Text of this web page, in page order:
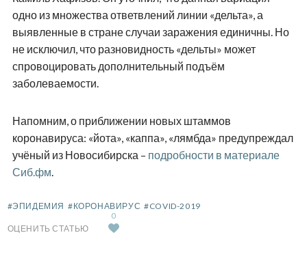
одно из множества ответвлений линии «дельта», а
выявленные в стране случаи заражения единичны. Но
не исключил, что разновидность «дельты» может
спровоцировать дополнительный подъём
заболеваемости.
Напомним, о приближении новых штаммов
коронавируса: «йота», «каппа», «лямбда» предупреждал
учёный из Новосибирска – подробности в материале
Сиб.фм.
#ЭПИДЕМИЯ #КОРОНАВИРУС #COVID-2019
ОЦЕНИТЬ СТАТЬЮ
0